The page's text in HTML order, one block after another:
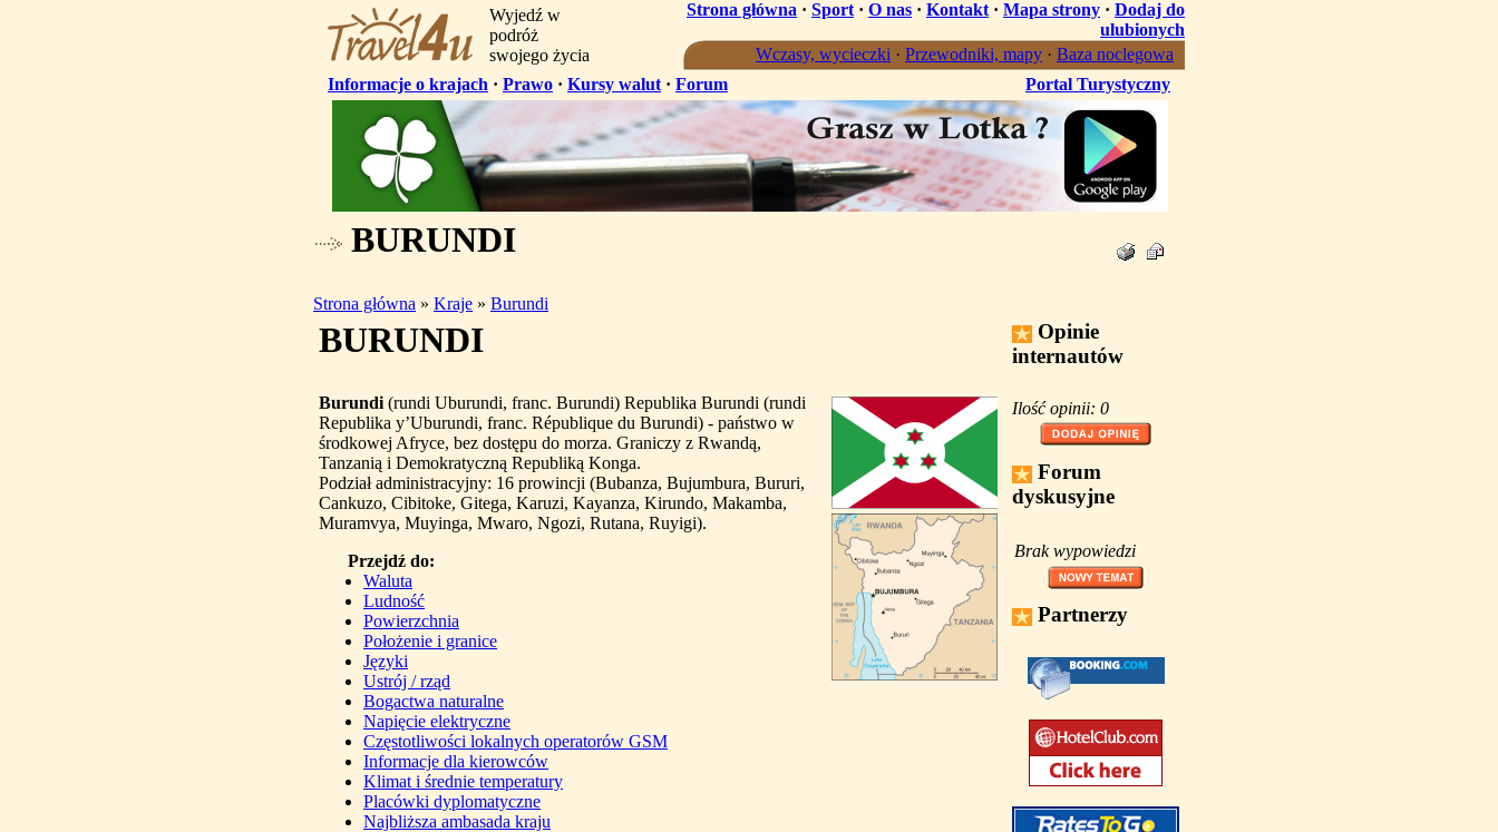
Wyjedź w
podróż
swojego życia
Strona główna · Sport · O nas · Kontakt · Mapa strony · Dodaj do
ulubionych
Wczasy, wycieczki · Przewodniki, mapy · Baza noclegowa
Informacje o krajach · Prawo · Kursy walut · Forum Portal Turystyczny
BURUNDI
Strona główna » Kraje » Burundi
BURUNDI
Burundi (rundi Uburundi, franc. Burundi) Republika Burundi (rundi
Republika y’Uburundi, franc. République du Burundi) - państwo w
środkowej Afryce, bez dostępu do morza. Graniczy z Rwandą,
Tanzanią i Demokratyczną Republiką Konga.
Podział administracyjny: 16 prowincji (Bubanza, Bujumbura, Bururi,
Cankuzo, Cibitoke, Gitega, Karuzi, Kayanza, Kirundo, Makamba,
Muramvya, Muyinga, Mwaro, Ngozi, Rutana, Ruyigi).
Przejdź do:
Waluta
Ludność
Powierzchnia
Położenie i granice
Języki
Ustrój / rząd
Bogactwa naturalne
Napięcie elektryczne
Częstotliwości lokalnych operatorów GSM
Informacje dla kierowców
Klimat i średnie temperatury
Placówki dyplomatyczne
Najbliższa ambasada kraju
Opinie
internautów
Ilość opinii: 0
Forum
dyskusyjne
Brak wypowiedzi
Partnerzy